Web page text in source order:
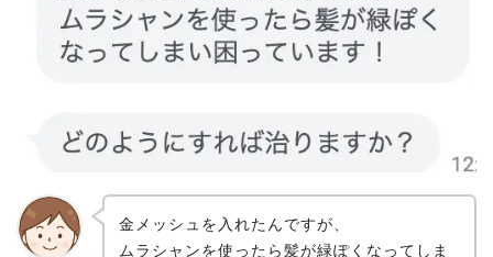
金メッシュを入れたんですが、
ムラシャンを使ったら髪が緑ぽくなってしま